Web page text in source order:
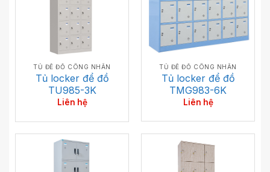
TỦ ĐỂ ĐỒ CÔNG NHÂN
Tủ locker để đồ
TU985-3K
Liên hệ
TỦ ĐỂ ĐỒ CÔNG NHÂN
Tủ locker để đồ
TMG983-6K
Liên hệ